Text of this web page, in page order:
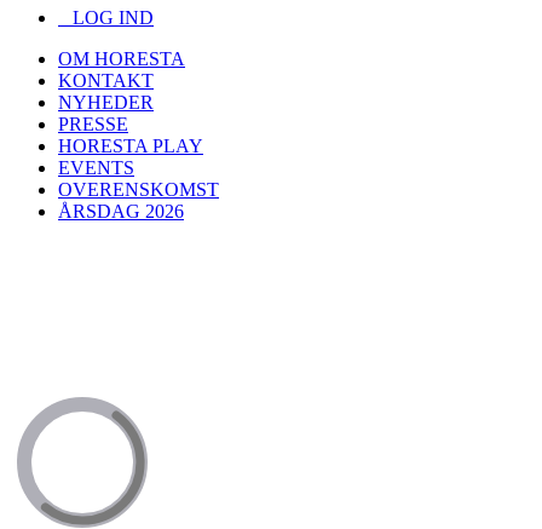
LOG IND
OM HORESTA
KONTAKT
NYHEDER
PRESSE
HORESTA PLAY
EVENTS
OVERENSKOMST
ÅRSDAG 2026